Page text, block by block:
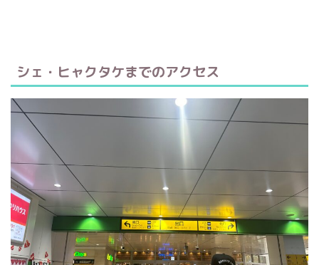
シェ・ヒャクタケまでのアクセス